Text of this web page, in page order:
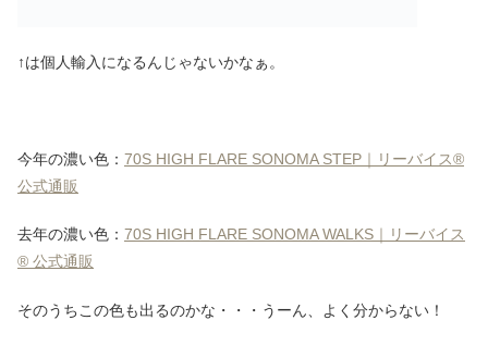
↑は個人輸入になるんじゃないかなぁ。
今年の濃い色： 70S HIGH FLARE SONOMA STEP｜リーバイス®
公式通販
去年の濃い色： 70S HIGH FLARE SONOMA WALKS｜リーバイス
® 公式通販
そのうちこの色も出るのかな・・・うーん、よく分からない！